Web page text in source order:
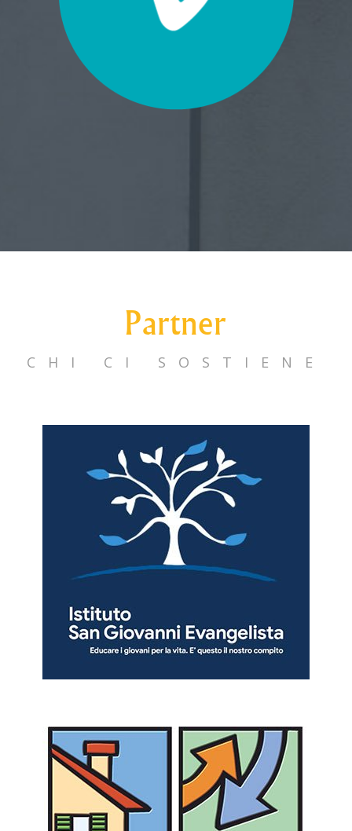
Partner
CHI CI SOSTIENE